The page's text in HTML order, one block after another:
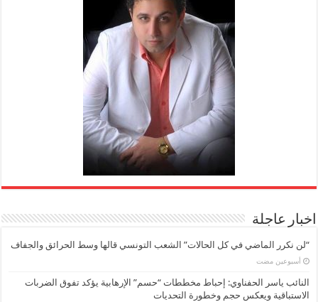
اخبار عاجلة
“لن نكرر الماضي في كل الحالات” الشعب التونسي قالها وسط الحرائق والجفاف
‏أسبوعين مضت
النائب ياسر الحفناوي: إحباط مخططات “حسم” الإرهابية يؤكد تفوق الضربات
الاستباقية ويعكس حجم وخطورة التحديات